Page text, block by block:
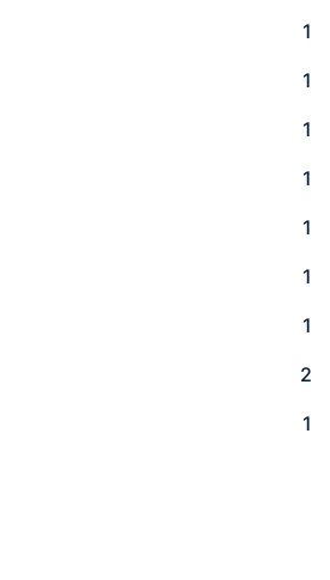
1
1
1
1
1
1
1
2
1